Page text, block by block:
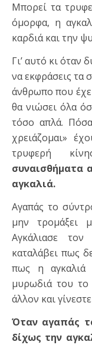
Μπορεί τα
όμορφα, η
καρδιά και την
Γι’ αυτό κι όταν
να εκφράσεις τα
άνθρωπο που
θα νιώσει όλα
τόσο απλά.
χρειάζομαι»
τρυφερή
συναισθήματα
αγκαλιά.
Αγαπάς το
μην τρομάξει
Αγκάλιασε
καταλάβει πως
πως η αγκαλιά
μυρωδιά του
άλλον και
Όταν αγαπάς
δίχως την